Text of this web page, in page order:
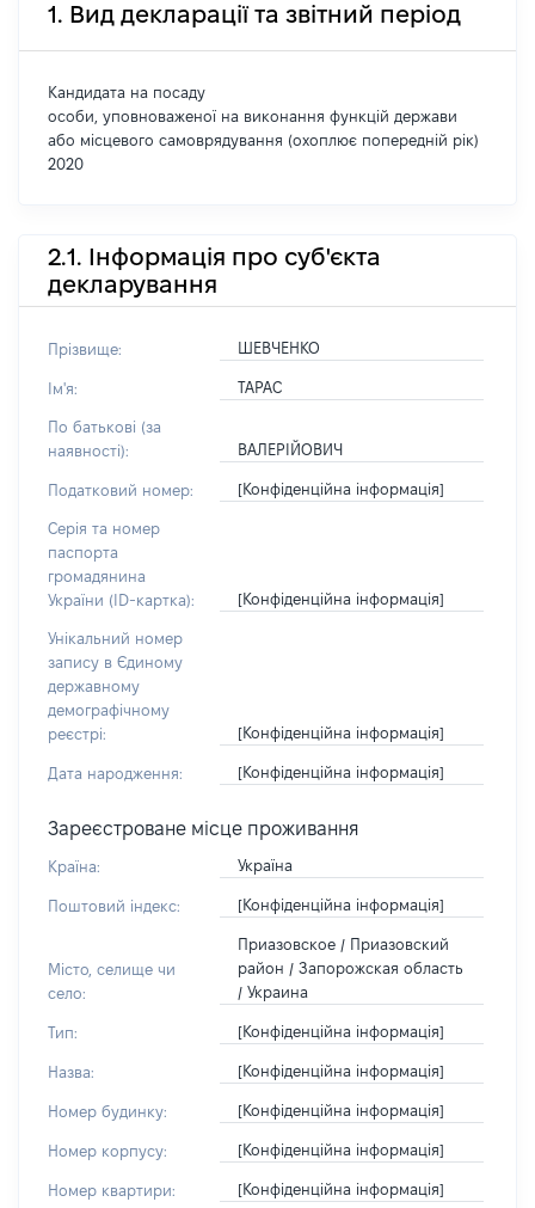
1. Вид декларації та звітний період
Кандидата на посаду
особи, уповноваженої на виконання функцій держави
або місцевого самоврядування (охоплює попередній рік)
2020
2.1. Інформація про суб'єкта
декларування
Прізвище: ШЕВЧЕНКО
Ім'я: ТАРАС
По батькові (за
наявності):
ВАЛЕРІЙОВИЧ
Податковий номер: [Конфіденційна інформація]
Серія та номер
паспорта
громадянина
України (ID-картка):
[Конфіденційна інформація]
Унікальний номер
запису в Єдиному
державному
демографічному
реєстрі:
[Конфіденційна інформація]
Дата народження: [Конфіденційна інформація]
Зареєстроване місце проживання
Країна: Україна
Поштовий індекс: [Конфіденційна інформація]
Місто, селище чи
село:
Приазовское / Приазовский
район / Запорожская область
/ Украина
Тип: [Конфіденційна інформація]
Назва: [Конфіденційна інформація]
Номер будинку: [Конфіденційна інформація]
Номер корпусу: [Конфіденційна інформація]
Номер квартири: [Конфіденційна інформація]